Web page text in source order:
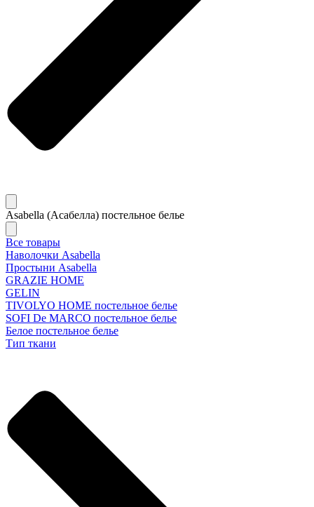
Asabella (Асабелла) постельное белье
Все товары
Наволочки Asabella
Простыни Asabella
GRAZIE HOME
GELIN
TIVOLYO HOME постельное белье
SOFI De MARCO постельное белье
Белое постельное белье
Тип ткани